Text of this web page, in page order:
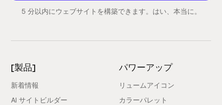
5 分以内にウェブサイトを構築できます。はい、本当に。
[製品]
新着情報
AI サイトビルダー
パワーアップ
リュームアイコン
カラーパレット